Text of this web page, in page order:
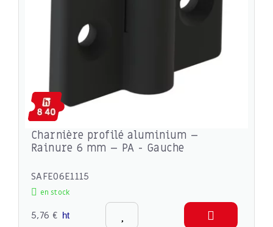
Charnière profilé aluminium –
Rainure 6 mm – PA - Gauche
SAFE06E1115
en stock
5,76 € ht